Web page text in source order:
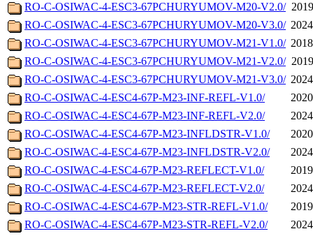
RO-C-OSIWAC-4-ESC3-67PCHURYUMOV-M20-V2.0/
RO-C-OSIWAC-4-ESC3-67PCHURYUMOV-M20-V3.0/
RO-C-OSIWAC-4-ESC3-67PCHURYUMOV-M21-V1.0/
RO-C-OSIWAC-4-ESC3-67PCHURYUMOV-M21-V2.0/
RO-C-OSIWAC-4-ESC3-67PCHURYUMOV-M21-V3.0/
RO-C-OSIWAC-4-ESC4-67P-M23-INF-REFL-V1.0/
RO-C-OSIWAC-4-ESC4-67P-M23-INF-REFL-V2.0/
RO-C-OSIWAC-4-ESC4-67P-M23-INFLDSTR-V1.0/
RO-C-OSIWAC-4-ESC4-67P-M23-INFLDSTR-V2.0/
RO-C-OSIWAC-4-ESC4-67P-M23-REFLECT-V1.0/
RO-C-OSIWAC-4-ESC4-67P-M23-REFLECT-V2.0/
RO-C-OSIWAC-4-ESC4-67P-M23-STR-REFL-V1.0/
RO-C-OSIWAC-4-ESC4-67P-M23-STR-REFL-V2.0/